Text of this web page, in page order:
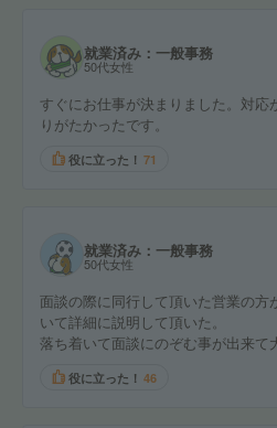
就業済み：一般事務
50代女性
すぐにお仕事が決まりました。対応
りがたかったです。
役に立った！ 71
就業済み：一般事務
50代女性
面談の際に同行して頂いた営業の方
いて詳細に説明して頂いた。
落ち着いて面談にのぞむ事が出来て
役に立った！ 46